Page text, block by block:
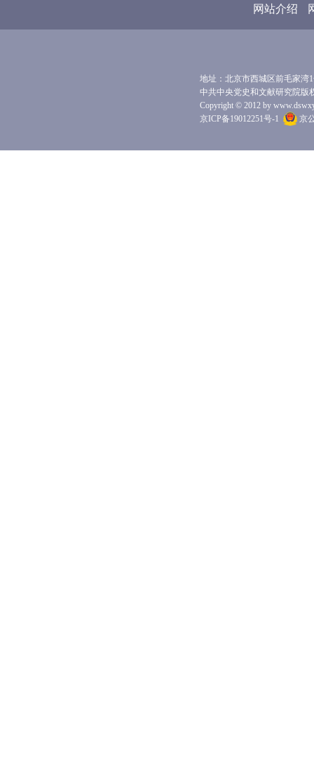
网站介绍
地址：北京市西城区前毛家湾
中共中央党史和文献研究院版
Copyright © 2012 by
京ICP备19012251号-1
京